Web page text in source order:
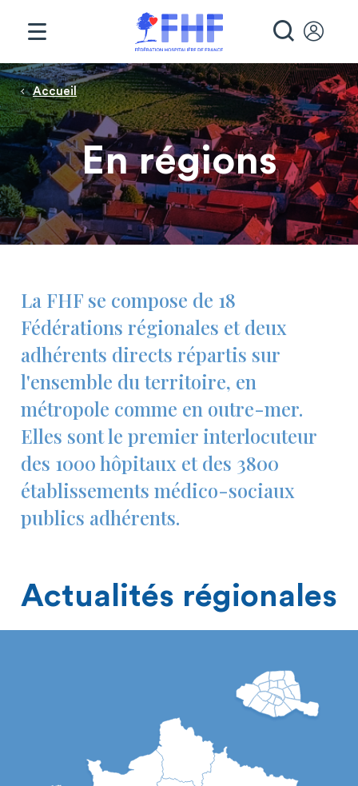
Fil d'Ariane
Accueil
En régions
La FHF se compose de 18
Fédérations régionales et deux
adhérents directs répartis sur
l'ensemble du territoire, en
métropole comme en outre-mer.
Elles sont le premier interlocuteur
des 1000 hôpitaux et des 3800
établissements médico-sociaux
publics adhérents.
Actualités régionales
Panneau de gestion des cookies